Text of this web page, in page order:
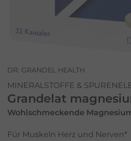
DR. GRANDEL HEALTH
MINERALSTOFFE &
Grandelat
Wohlschmeckende
Für Muskeln Herz und Nerven*